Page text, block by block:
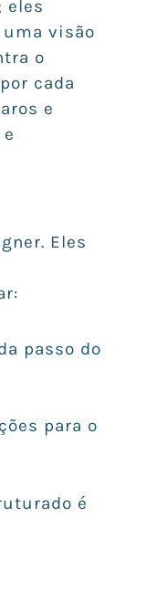
eles
visão
o
cada
e
Eles
passo do
para o
é